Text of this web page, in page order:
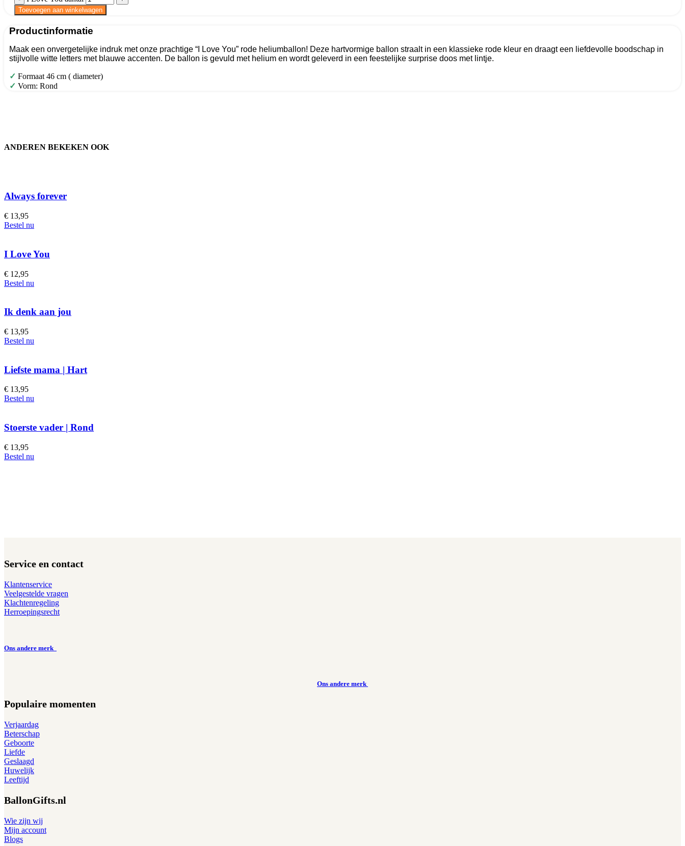
Toevoegen aan winkelwagen
Productinformatie
Maak een onvergetelijke indruk met onze prachtige “I Love You” rode heliumballon! Deze hartvormige ballon straalt in een klassieke rode kleur en draagt een liefdevolle boodschap in
stijlvolle witte letters met blauwe accenten. De ballon is gevuld met helium en wordt geleverd in een feestelijke surprise doos met lintje.
✓ Formaat 46 cm ( diameter)
✓ Vorm: Rond
ANDEREN BEKEKEN OOK
Always forever
€ 13,95
Bestel nu
I Love You
€ 12,95
Bestel nu
Ik denk aan jou
€ 13,95
Bestel nu
Liefste mama | Hart
€ 13,95
Bestel nu
Stoerste vader | Rond
€ 13,95
Bestel nu
Service en contact
Klantenservice
Veelgestelde vragen
Klachtenregeling
Herroepingsrecht
Ons andere merk
Ons andere merk
Populaire momenten
Verjaardag
Beterschap
Geboorte
Liefde
Geslaagd
Huwelijk
Leeftijd
BallonGifts.nl
Wie zijn wij
Mijn account
Blogs